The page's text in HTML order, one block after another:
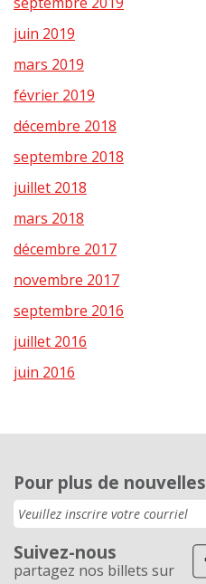
juin 2019
mars 2019
février 2019
décembre 2018
septembre 2018
juillet 2018
mars 2018
décembre 2017
novembre 2017
septembre 2016
juillet 2016
juin 2016
Pour plus de nouvelles
Suivez-nous
partagez nos billets sur